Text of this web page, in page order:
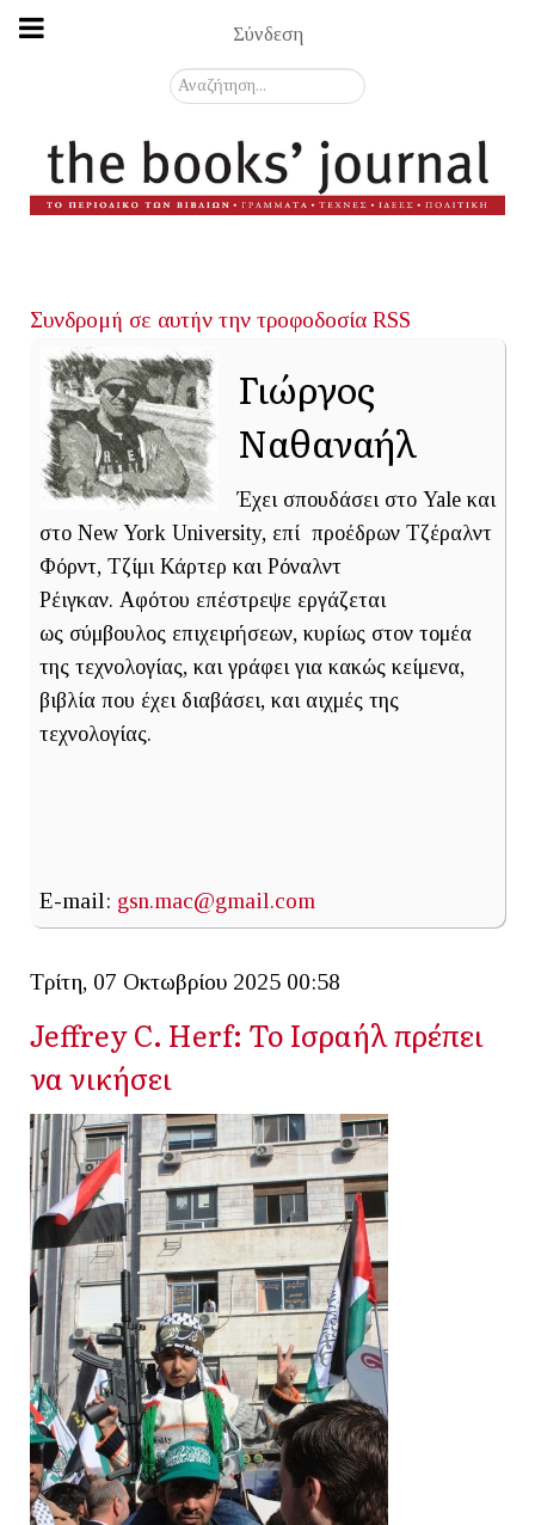
Σύνδεση
Αναζήτηση...
Συνδρομή σε αυτήν την τροφοδοσία RSS
Γιώργος
Ναθαναήλ
Έχει σπουδάσει στο Yale και
στο New York University, επί προέδρων Τζέραλντ
Φόρντ, Τζίμι Κάρτερ και Ρόναλντ
Ρέιγκαν. Αφότου επέστρεψε εργάζεται
ως σύμβουλος επιχειρήσεων, κυρίως στον τομέα
της τεχνολογίας, και γράφει για κακώς κείμενα,
βιβλία που έχει διαβάσει, και αιχμές της
τεχνολογίας.
E-mail: gsn.mac@gmail.com
Τρίτη, 07 Οκτωβρίου 2025 00:58
Jeffrey C. Herf: Το Ισραήλ πρέπει
να νικήσει